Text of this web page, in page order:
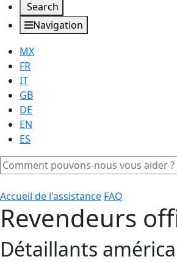
Search
Navigation
MX
FR
IT
GB
DE
EN
ES
Accueil de l'assistance FAQ
Revendeurs
Détaillants